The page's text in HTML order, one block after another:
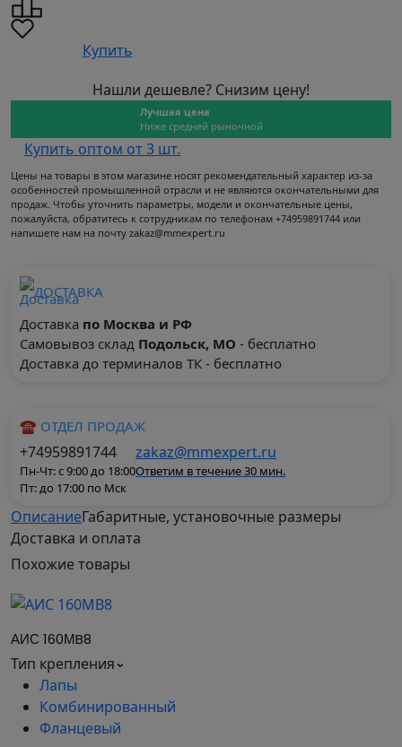
Купить
Нашли дешевле? Снизим цену!
Лучшая цена
Ниже средней рыночной
Купить оптом от 3 шт.
Цены на товары в этом магазине носят рекомендательный характер из-за
особенностей промышленной отрасли и не являются окончательными для
продаж. Чтобы уточнить параметры, модели и окончательные цены,
пожалуйста, обратитесь к сотрудникам по телефонам +74959891744 или
напишете нам на почту zakaz@mmexpert.ru
ДОСТАВКА
Доставка по Москва и РФ
Самовывоз склад Подольск, МО - бесплатно
Доставка до терминалов ТК - бесплатно
☎ ОТДЕЛ ПРОДАЖ
+74959891744
Пн-Чт: с 9:00 до 18:00
Пт: до 17:00 по Мск
zakaz@mmexpert.ru
Ответим в течение 30 мин.
ОписаниеГабаритные, установочные размеры
Доставка и оплата
АИС250M2 - IM1081(B3) лапы
двигатель асинхронный
трехфазный европейского
стандарта DIN CENELEK (IEC
60034) 55 кВт 2970 об/мин
Трехфазный асинхронный двигатель общего
назначения, произведен по стандарту DIN EN
Похожие товары
АИС 160МB8
Тип крепления
Лапы
Комбинированный
Фланцевый